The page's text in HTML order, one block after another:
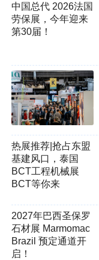
中国总代 2026法国
劳保展，今年迎来
第30届！
2027年巴西圣保罗
石材展 Marmomac
Brazil 预定通道开
启！